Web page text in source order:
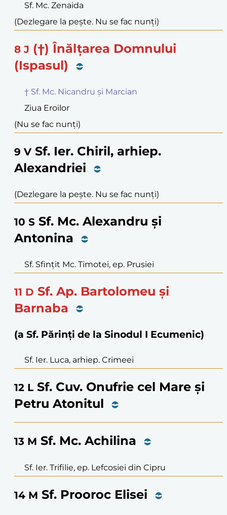
Sf. Mc. Zenaida
(Dezlegare la pește. Nu se fac nunți)
8 J (†) Înălțarea Domnului
(Ispasul)
† Sf. Mc. Nicandru și Marcian
Ziua Eroilor
(Nu se fac nunți)
9 V Sf. Ier. Chiril, arhiep.
Alexandriei
(Dezlegare la pește. Nu se fac nunți)
10 S Sf. Mc. Alexandru și
Antonina
Sf. Sfințit Mc. Timotei, ep. Prusiei
11 D Sf. Ap. Bartolomeu și
Barnaba
(a Sf. Părinți de la Sinodul I Ecumenic)
Sf. Ier. Luca, arhiep. Crimeei
12 L Sf. Cuv. Onufrie cel Mare și
Petru Atonitul
13 M Sf. Mc. Achilina
Sf. Ier. Trifilie, ep. Lefcosiei din Cipru
14 M Sf. Prooroc Elisei